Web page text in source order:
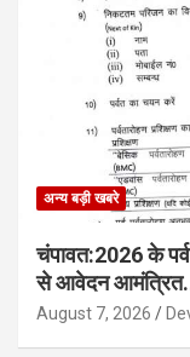
अन्य बड़ी खबरे
चंपावत:2026 के
से आवेदन
August 7, 2026